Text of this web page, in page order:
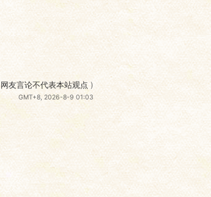
网友言论不代表本站观点 )
GMT+8, 2026-8-9 01:03